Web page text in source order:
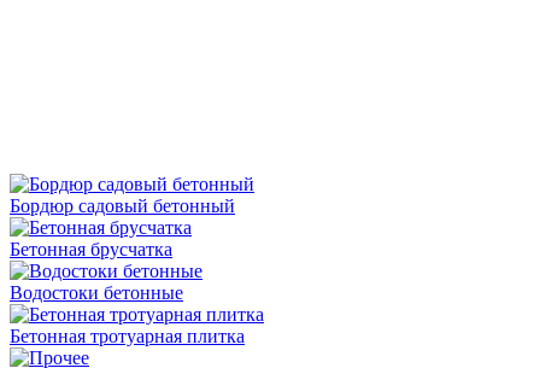
Бордюр садовый бетонный
Бетонная брусчатка
Водостоки бетонные
Бетонная тротуарная плитка